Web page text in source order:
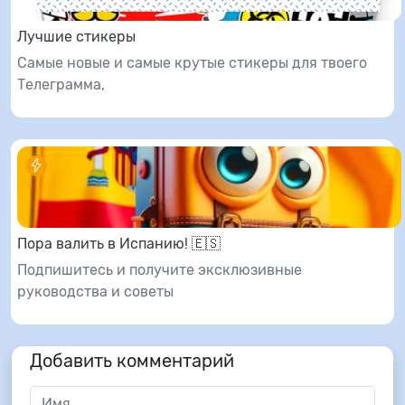
Лучшие стикеры
Самые новые и самые крутые стикеры для твоего
Телеграмма,
Пора валить в Испанию! 🇪🇸
Подпишитесь и получите эксклюзивные
руководства и советы
Добавить комментарий